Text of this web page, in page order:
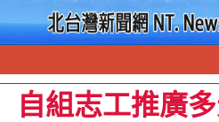
自組志工推廣